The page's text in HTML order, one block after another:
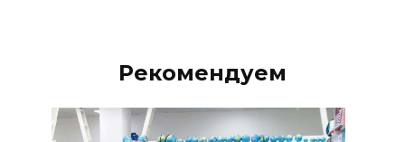
Рекомендуем